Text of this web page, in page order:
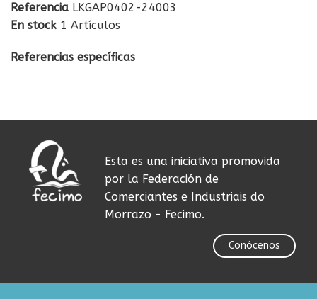
Referencia LKGAP0402-24003
En stock 1 Artículos
Referencias específicas
Esta es una iniciativa promovida
por la Federación de
Comerciantes e Industriais do
Morrazo - Fecimo.
Conócenos